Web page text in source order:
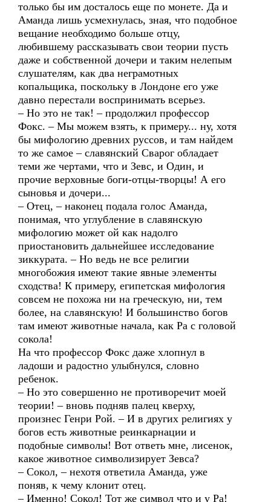
только бы им досталось еще по монете. Да и
Аманда лишь усмехнулась, зная, что подобное
вещание необходимо больше отцу,
любившему рассказывать свои теории пусть
даже и собственной дочери и таким нелепым
слушателям, как два неграмотных
копальщика, поскольку в Лондоне его уже
давно перестали воспринимать всерьез.
– Но это не так! – продолжил профессор
Фокс. – Мы можем взять, к примеру... ну, хотя
бы мифологию древних руссов, и там найдем
то же самое – славянский Сварог обладает
теми же чертами, что и Зевс, и Один, и
прочие верховные боги-отцы-творцы! А его
сыновья и дочери...
– Отец, – наконец подала голос Аманда,
понимая, что углубление в славянскую
мифологию может ой как надолго
приостановить дальнейшее исследование
зиккурата. – Но ведь не все религии
многобожия имеют такие явные элементы
сходства! К примеру, египетская мифология
совсем не похожа ни на греческую, ни, тем
более, на славянскую! И большинство богов
там имеют животные начала, как Ра с головой
сокола!
На что профессор Фокс даже хлопнул в
ладоши и радостно улыбнулся, словно
ребенок.
– Но это совершенно не противоречит моей
теории! – вновь подняв палец кверху,
произнес Генри Рой. – И в других религиях у
богов есть животные реинкарнации и
подобные символы! Вот ответь мне, лисенок,
какое животное символизирует Зевса?
– Сокол, – нехотя ответила Аманда, уже
поняв, к чему клонит отец.
– Именно! Сокол! Тот же символ что и у Ра!